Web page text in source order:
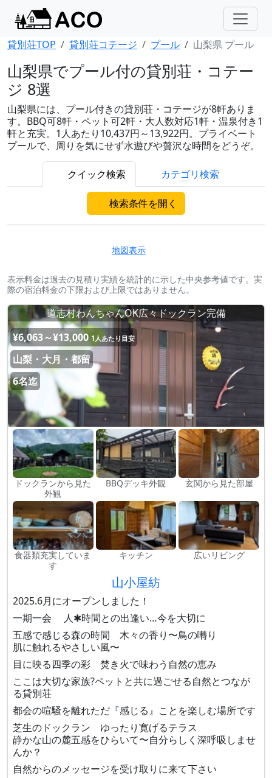
貸別荘TOP 貸別荘コテージ プール 山梨県 プール
山梨県でプール付の貸別荘・コテー
ジ 8選
山梨県には、プール付きの貸別荘・コテージが8軒ありま
す。BBQ可8軒・ペット可2軒・大人数対応1軒・温泉付き1
軒と充実。1人あたり10,437円～13,922円。プライベート
プールで、周りを気にせず水遊びや贅沢な時間をどうぞ。
クイック検索 カテゴリ検索
検索条件を開く
地図表示
表示料金は過去の見積り実績を統計的に示した中央参考値です。実
際の宿泊料金の下限および上限ではありません。
道志村わんちゃんOK広々ドックラン完備
¥6,063～¥13,000 1人あたり目安
山梨・大月・都留
6名迄
ドックランから見た
外観
BBQデッキ外観 玄関から見た部屋
食器類充実していま
す
キッチン 広いリビング
山小屋紡
2025.6月にオープンしました！
一期一会 人✱時間との出逢い…今を大切に
五感で感じる森の時間 木々の香り〜鳥の囀り
肌に触れるやさしい風〜
目に映る四季の彩 焚き火で味わう自然の恵み
ここは大切な家族?ペットと共に過ごせる自然とつなが
る貸別荘
都会の喧騒を離れただ『感じる』ことを楽しむ場所です
芝生のドックラン ゆったり寛げるテラス
静かな山の麓五感をひらいて〜自分らしく深呼吸しませ
んか？
自然からのメッセージを受け取りに来て下さい